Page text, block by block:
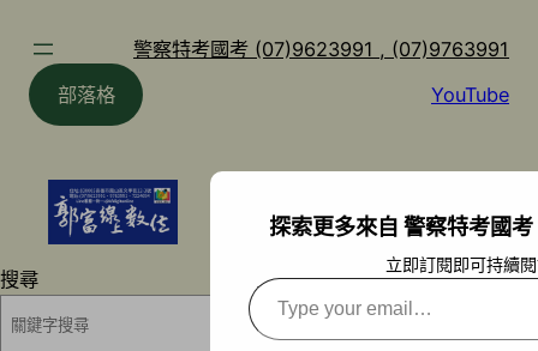
警察特考國考 (07)9623991 , (07)9763991
部落格
YouTube
搜尋
探索更多來自 警察特考國
立即訂閱即可持續
Type
your